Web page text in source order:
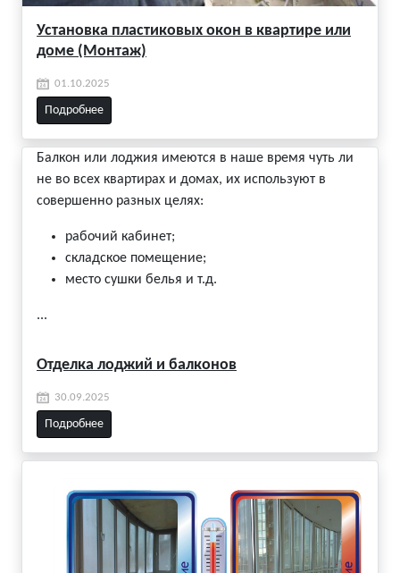
Установка пластиковых окон в квартире или
доме (Монтаж)
01.10.2025
Подробнее
Балкон или лоджия имеются в наше время чуть ли
не во всех квартирах и домах, их используют в
совершенно разных целях:
рабочий кабинет;
складское помещение;
место сушки белья и т.д.
...
Отделка лоджий и балконов
30.09.2025
Подробнее